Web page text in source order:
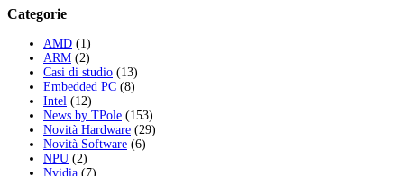
Categorie
AMD (1)
ARM (2)
Casi di studio (13)
Embedded PC (8)
Intel (12)
News by TPole (153)
Novità Hardware (29)
Novità Software (6)
NPU (2)
Nvidia (7)